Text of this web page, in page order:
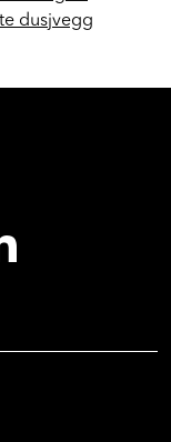
dusjvegg